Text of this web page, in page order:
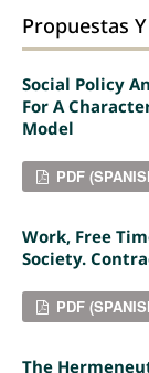
Propuestas
Social Policy
For A
Model
PDF
Work, Free
Society.
PDF
The